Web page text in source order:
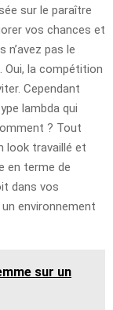
sur le paraître
vos chances et
n’avez pas le
Oui, la compétition
Cependant
lambda qui
? Tout
look travaillé et
en terme de
dans vos
environnement
sur un